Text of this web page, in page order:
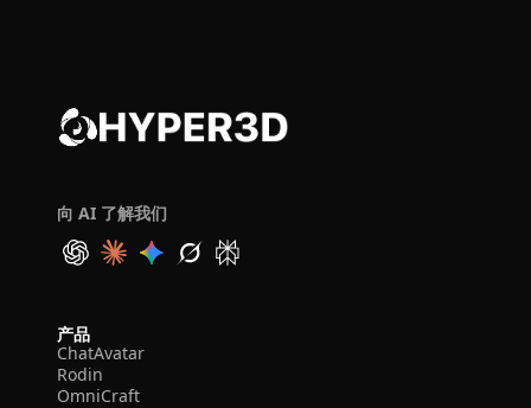
向 AI 了解我们
产品
ChatAvatar
Rodin
OmniCraft